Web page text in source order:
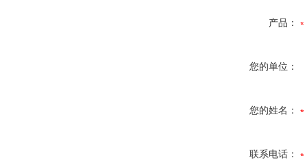
产品：
您的单位：
您的姓名：
联系电话：